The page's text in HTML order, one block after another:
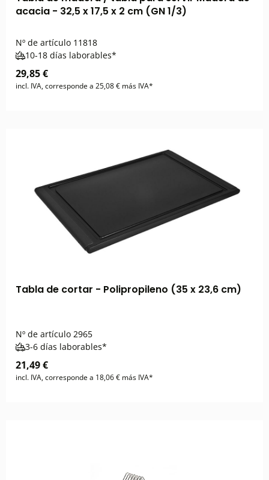
acacia - 32,5 x 17,5 x 2 cm (GN 1/3)
Nº de artículo 11818
10-18 días laborables*
29,85 €
incl. IVA, corresponde a 25,08 € más IVA*
Tabla de cortar - Polipropileno (35 x 23,6 cm)
Nº de artículo 2965
3-6 días laborables*
21,49 €
incl. IVA, corresponde a 18,06 € más IVA*